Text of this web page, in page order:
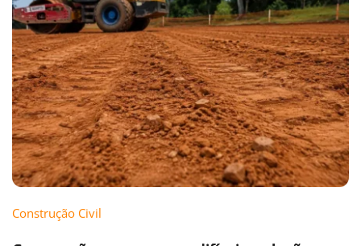
Construção Civil